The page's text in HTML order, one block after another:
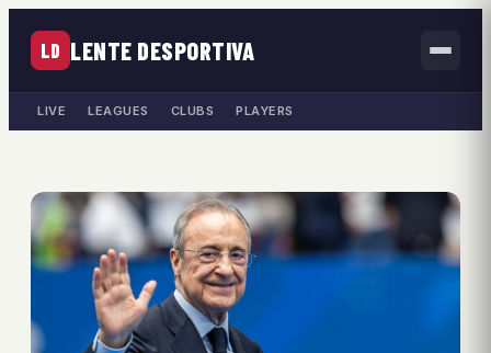
LD LENTE DESPORTIVA
LIVE LEAGUES CLUBS PLAYERS